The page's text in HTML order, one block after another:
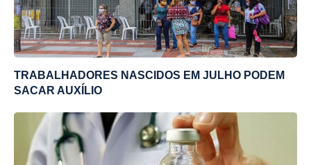
TRABALHADORES NASCIDOS EM JULHO PODEM
SACAR AUXÍLIO